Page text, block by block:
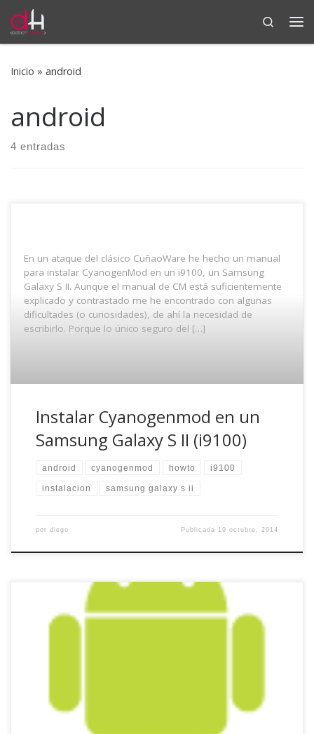
Saltar al contenido
Search
Inicio » android
android
4 entradas
En un ataque del clásico CuñaoWare he hecho un manual
para instalar CyanogenMod en un i9100, un Samsung
Galaxy S II. Aunque el manual de CM está suficientemente
explicado y contrastado me he encontrado con algunas
dificultades (o curiosidades), de ahí la necesidad de
escribirlo. Porque lo único seguro del […]
Instalar Cyanogenmod en un
Samsung Galaxy S II (i9100)
android cyanogenmod howto i9100
instalacion samsung galaxy s ii
por diego Publicada 19 octubre, 2014
crecimiento exponencial del último año […]